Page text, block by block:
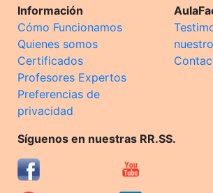
Información
Cómo Funcionamos
Quienes somos
Certificados
Profesores Expertos
Preferencias de
privacidad
Síguenos en nuestras RR.SS.